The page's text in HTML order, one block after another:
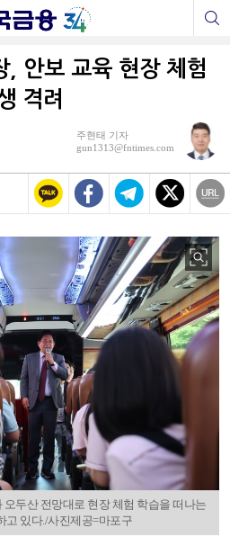
, 안보 교육 현장 체험
격려
주현태 기자
gun1313@fntimes.com
두산 전망대로 현장 체험 학습을 떠나는
고 있다./사진제공=마포구